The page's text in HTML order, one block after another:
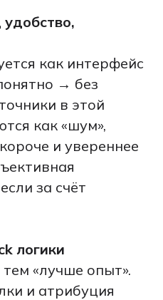
как интерфейс
→ без
в этой
как «шум»,
и увереннее
за счёт
логики
«лучше опыт».
и атрибуция